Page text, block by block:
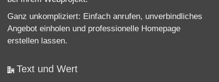
Ganz unkompliziert: Einfach anrufen, unverbindliches
Angebot einholen und professionelle Homepage
erstellen lassen.
Text und Wert